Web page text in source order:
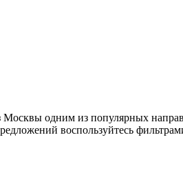
одним из популярных
воспользуйтесь